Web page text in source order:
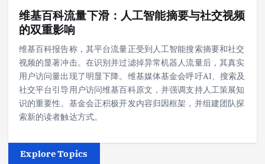
维基百科流量下滑：人工智能摘要与社交视频
的双重影响
维基百科报告称，其平台流量正受到人工智能搜索摘要和社交
视频的显著冲击。在识别并过滤掉异常机器人流量后，其真实
用户访问量出现了明显下降。维基媒体基金会呼吁AI、搜索及
社交平台引导用户访问维基百科原文，并强调支持人工策展知
识的重要性。基金会正积极开发内容归因框架，并组建团队探
索新的读者触达方式。
Explore Topics